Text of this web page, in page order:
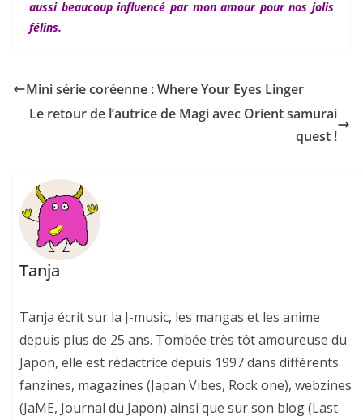
aussi beaucoup influencé par mon amour pour nos jolis
félins.
Mini série coréenne : Where Your Eyes Linger
Le retour de l’autrice de Magi avec Orient samurai
quest !
Tanja
Tanja écrit sur la J-music, les mangas et les anime
depuis plus de 25 ans. Tombée très tôt amoureuse du
Japon, elle est rédactrice depuis 1997 dans différents
fanzines, magazines (Japan Vibes, Rock one), webzines
(JaME, Journal du Japon) ainsi que sur son blog (Last